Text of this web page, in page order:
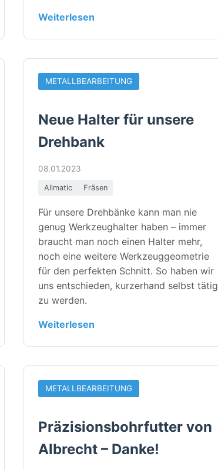
Weiterlesen
METALLBEARBEITUNG
Neue Halter für unsere
Drehbank
08.01.2023
Allmatic Fräsen
Für unsere Drehbänke kann man nie
genug Werkzeughalter haben – immer
braucht man noch einen Halter mehr,
noch eine weitere Werkzeuggeometrie
für den perfekten Schnitt. So haben wir
uns entschieden, kurzerhand selbst tätig
zu werden.
Weiterlesen
METALLBEARBEITUNG
Präzisionsbohrfutter von
Albrecht – Danke!